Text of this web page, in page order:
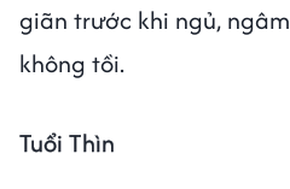
giãn trước khi ngủ,
không tồi.
Tuổi Thìn